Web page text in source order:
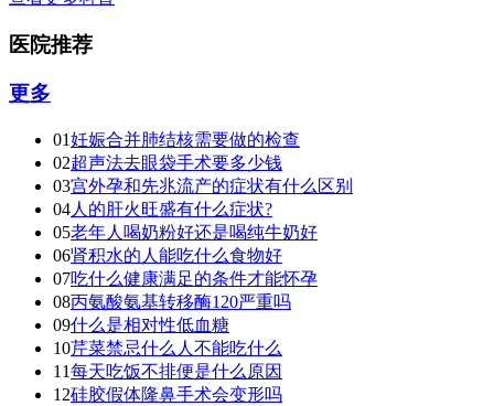
医院推荐
更多
01妊娠合并肺结核需要做的检查
02超声法去眼袋手术要多少钱
03宫外孕和先兆流产的症状有什么区别
04人的肝火旺盛有什么症状?
05老年人喝奶粉好还是喝纯牛奶好
06肾积水的人能吃什么食物好
07吃什么健康满足的条件才能怀孕
08丙氨酸氨基转移酶120严重吗
09什么是相对性低血糖
10芹菜禁忌什么人不能吃什么
11每天吃饭不排便是什么原因
12硅胶假体隆鼻手术会变形吗